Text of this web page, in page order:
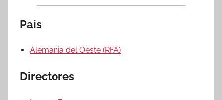
Pais
Alemania del Oeste (RFA)
Directores